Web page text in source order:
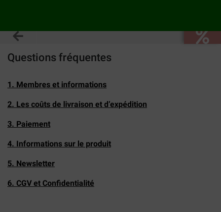
Questions fréquentes
1. Membres et informations
2. Les coûts de livraison et d’expédition
3. Paiement
4. Informations sur le produit
5. Newsletter
6. CGV et Confidentialité